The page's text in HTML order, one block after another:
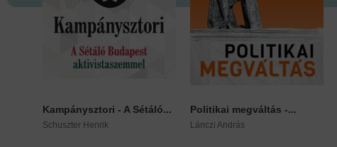
Kampánysztori - A Sétáló...
Schuszter Henrik
Politikai megváltás -...
Lánczi András